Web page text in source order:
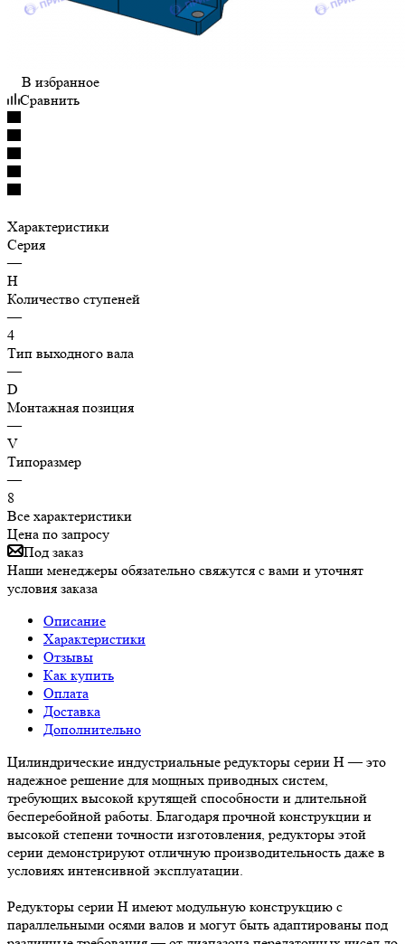
В избранное
Сравнить
Характеристики
Серия
—
H
Количество ступеней
—
4
Тип выходного вала
—
D
Монтажная позиция
—
V
Типоразмер
—
8
Все характеристики
Цена по запросу
Под заказ
Наши менеджеры обязательно свяжутся с вами и уточнят
условия заказа
Описание
Характеристики
Отзывы
Как купить
Оплата
Доставка
Дополнительно
Цилиндрические индустриальные редукторы серии H — это
надежное решение для мощных приводных систем,
требующих высокой крутящей способности и длительной
бесперебойной работы. Благодаря прочной конструкции и
высокой степени точности изготовления, редукторы этой
серии демонстрируют отличную производительность даже в
условиях интенсивной эксплуатации.
Редукторы серии H имеют модульную конструкцию с
параллельными осями валов и могут быть адаптированы под